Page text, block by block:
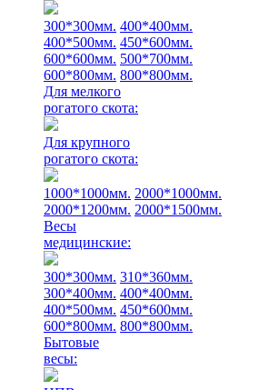
300*300мм. 400*400мм.
400*500мм. 450*600мм.
600*600мм. 500*700мм.
600*800мм. 800*800мм.
Для мелкого
рогатого скота:
Для крупного
рогатого скота:
1000*1000мм. 2000*1000мм.
2000*1200мм. 2000*1500мм.
Весы
медицинские:
300*300мм. 310*360мм.
300*400мм. 400*400мм.
400*500мм. 450*600мм.
600*800мм. 800*800мм.
Бытовые
весы: